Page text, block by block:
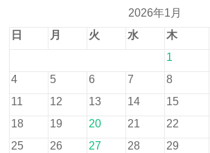
2026年1月
日
月 火 水 木
1
4
5 6 7 8
11
12 13 14 15
18
19 20 21 22
25
26 27 28 29